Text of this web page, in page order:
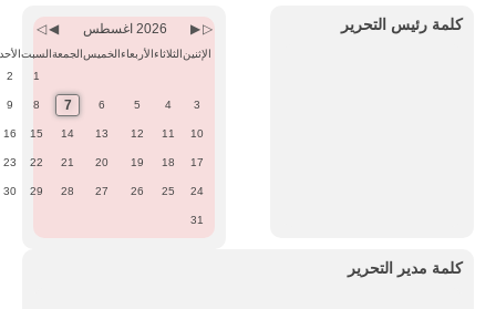
كلمة رئيس التحرير
Month
Year
Month2026 اغسطس
الإثنينالثلاثاءالأربعاءالخميسالجمعةالسبتالأحد
1
2
3
4
5
6
7
8
9
10
11
12
13
14
15
16
17
18
19
20
21
22
23
24
25
26
27
28
29
30
31
كلمة مدير التحرير